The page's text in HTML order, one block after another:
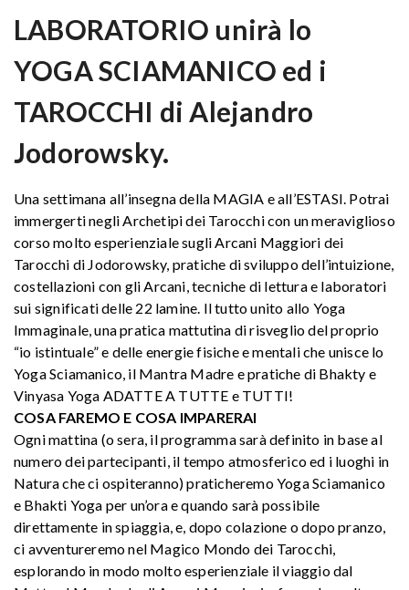
LABORATORIO unirà lo
YOGA SCIAMANICO ed i
TAROCCHI di Alejandro
Jodorowsky.
Una settimana all’insegna della MAGIA e all’ESTASI. Potrai
immergerti negli Archetipi dei Tarocchi con un meraviglioso
corso molto esperienziale sugli Arcani Maggiori dei
Tarocchi di Jodorowsky, pratiche di sviluppo dell’intuizione,
costellazioni con gli Arcani, tecniche di lettura e laboratori
sui significati delle 22 lamine. Il tutto unito allo Yoga
Immaginale, una pratica mattutina di risveglio del proprio
“io istintuale” e delle energie fisiche e mentali che unisce lo
Yoga Sciamanico, il Mantra Madre e pratiche di Bhakty e
Vinyasa Yoga ADATTE A TUTTE e TUTTI!
COSA FAREMO E COSA IMPARERAI
Ogni mattina (o sera, il programma sarà definito in base al
numero dei partecipanti, il tempo atmosferico ed i luoghi in
Natura che ci ospiteranno) praticheremo Yoga Sciamanico
e Bhakti Yoga per un’ora e quando sarà possibile
direttamente in spiaggia, e, dopo colazione o dopo pranzo,
ci avventureremo nel Magico Mondo dei Tarocchi,
esplorando in modo molto esperienziale il viaggio dal